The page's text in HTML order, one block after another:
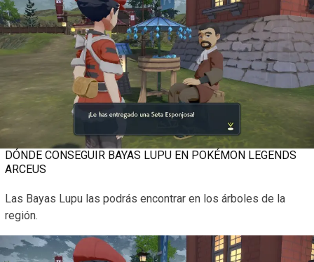
DÓNDE CONSEGUIR BAYAS LUPU EN POKÉMON LEGENDS
ARCEUS
Las Bayas Lupu las podrás encontrar en los árboles de la
región.